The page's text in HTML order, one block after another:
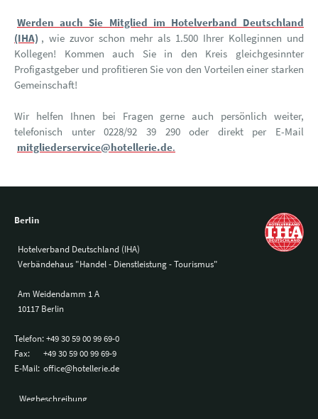
Werden auch Sie Mitglied im Hotelverband Deutschland
(IHA) , wie zuvor schon mehr als 1.500 Ihrer Kolleginnen und
Kollegen! Kommen auch Sie in den Kreis gleichgesinnter
Profigastgeber und profitieren Sie von den Vorteilen einer starken
Gemeinschaft!
Wir helfen Ihnen bei Fragen gerne auch persönlich weiter,
telefonisch unter 0228/92 39 290 oder direkt per E-Mail
mitgliederservice@hotellerie.de.
Berlin
Hotelverband Deutschland (IHA)
Verbändehaus "Handel - Dienstleistung - Tourismus"
Am Weidendamm 1 A
10117 Berlin
Telefon:+49 30 59 00 99 69-0
Fax:
+49 30 59 00 99 69-9
E-Mail: office@hotellerie.de
Wegbeschreibung